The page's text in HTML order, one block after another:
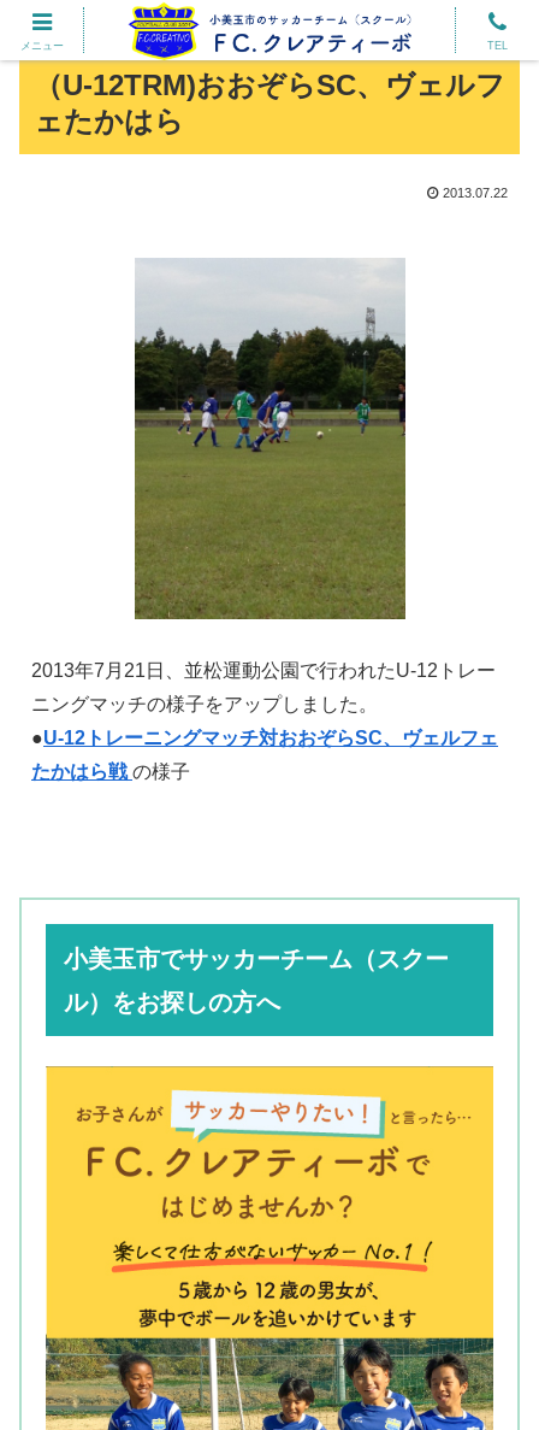
（U-12TRM)おおぞらSC、ヴェルフ
ェたかはら
2013.07.22
2013年7月21日、並松運動公園で行われたU-12トレー
ニングマッチの様子をアップしました。
●U-12トレーニングマッチ対おおぞらSC、ヴェルフェ
たかはら戦の様子
小美玉市でサッカーチーム（スクー
ル）をお探しの方へ
メニュー TEL